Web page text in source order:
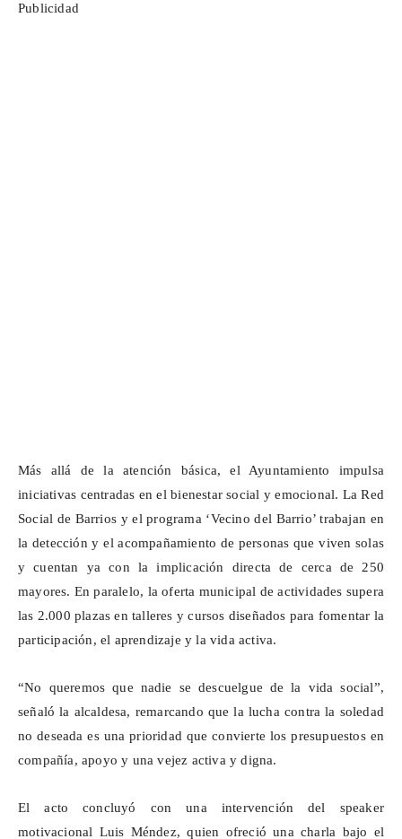
Publicidad
Más allá de la atención básica, el Ayuntamiento impulsa
iniciativas centradas en el bienestar social y emocional. La Red
Social de Barrios y el programa ‘Vecino del Barrio’ trabajan en
la detección y el acompañamiento de personas que viven solas
y cuentan ya con la implicación directa de cerca de 250
mayores. En paralelo, la oferta municipal de actividades supera
las 2.000 plazas en talleres y cursos diseñados para fomentar la
participación, el aprendizaje y la vida activa.
“No queremos que nadie se descuelgue de la vida social”,
señaló la alcaldesa, remarcando que la lucha contra la soledad
no deseada es una prioridad que convierte los presupuestos en
compañía, apoyo y una vejez activa y digna.
El acto concluyó con una intervención del speaker
motivacional Luis Méndez, quien ofreció una charla bajo el